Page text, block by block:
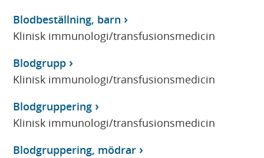
Blodbeställning, barn
Klinisk immunologi/transfusionsmedicin
Blodgrupp
Klinisk immunologi/transfusionsmedicin
Blodgruppering
Klinisk immunologi/transfusionsmedicin
Blodgruppering, mödrar